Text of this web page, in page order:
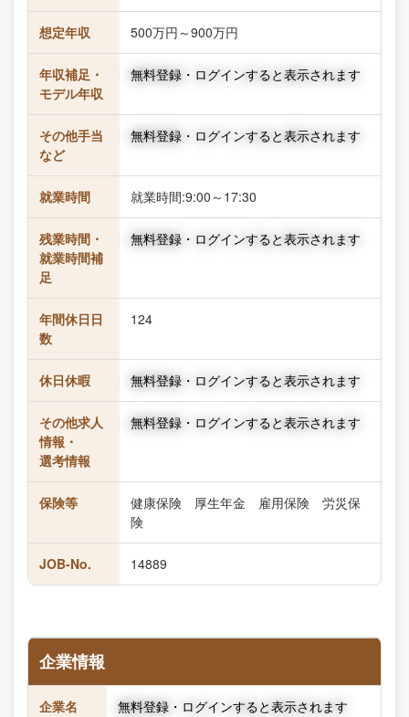
想定年収 500万円～900万円
年収補足・
モデル年収
無料登録・ログインすると表示されます
その他手当
など
無料登録・ログインすると表示されます
就業時間 就業時間:9:00～17:30
残業時間・
就業時間補
足
無料登録・ログインすると表示されます
年間休日日
数
124
休日休暇 無料登録・ログインすると表示されます
その他求人
情報・
選考情報
無料登録・ログインすると表示されます
保険等
健康保険 厚生年金 雇用保険 労災保
険
JOB-No. 14889
企業情報
企業名 無料登録・ログインすると表示されます